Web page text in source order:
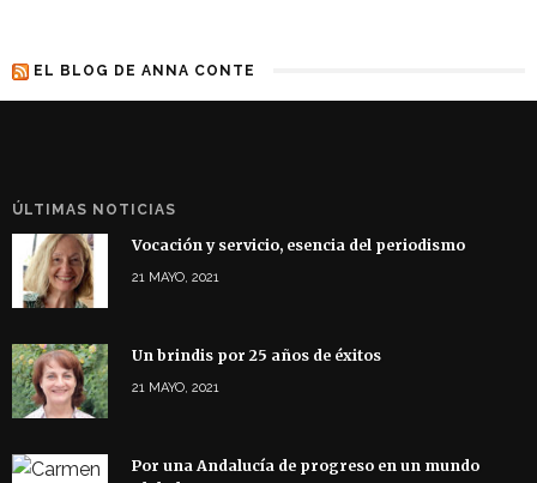
EL BLOG DE ANNA CONTE
ÚLTIMAS NOTICIAS
Vocación y servicio, esencia del periodismo
21 MAYO, 2021
Un brindis por 25 años de éxitos
21 MAYO, 2021
Por una Andalucía de progreso en un mundo